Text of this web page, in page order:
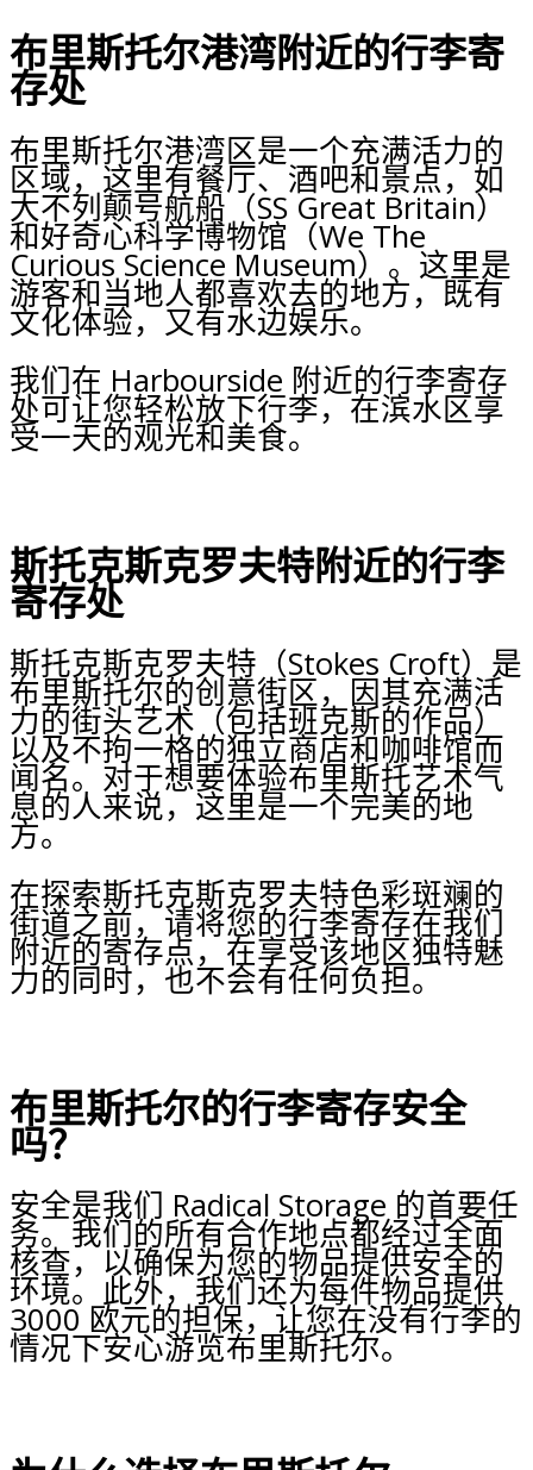
布里斯托尔港湾附近的行李寄
存处
布里斯托尔港湾区是一个充满活力的
区域，这里有餐厅、酒吧和景点，如
大不列颠号航船（SS Great Britain）
和好奇心科学博物馆（We The
Curious Science Museum）。这里是
游客和当地人都喜欢去的地方，既有
文化体验，又有水边娱乐。
我们在 Harbourside 附近的行李寄存
处可让您轻松放下行李，在滨水区享
受一天的观光和美食。
斯托克斯克罗夫特附近的行李
寄存处
斯托克斯克罗夫特（Stokes Croft）是
布里斯托尔的创意街区，因其充满活
力的街头艺术（包括班克斯的作品）
以及不拘一格的独立商店和咖啡馆而
闻名。对于想要体验布里斯托艺术气
息的人来说，这里是一个完美的地
方。
在探索斯托克斯克罗夫特色彩斑斓的
街道之前，请将您的行李寄存在我们
附近的寄存点，在享受该地区独特魅
力的同时，也不会有任何负担。
布里斯托尔的行李寄存安全
吗？
安全是我们 Radical Storage 的首要任
务。我们的所有合作地点都经过全面
核查，以确保为您的物品提供安全的
环境。此外，我们还为每件物品提供
3000 欧元的担保，让您在没有行李的
情况下安心游览布里斯托尔。